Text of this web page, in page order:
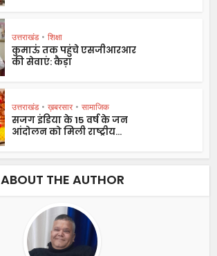
उत्तराखंड • शिक्षा
कुमाऊं तक पहुंचे एसजीआरआर
की सेवाएं: कैड़ा
उत्तराखंड • ख़बरसार • सामाजिक
सजग इंडिया के 15 वर्ष के जन
आंदोलन को मिली राष्ट्रीय...
ABOUT THE AUTHOR